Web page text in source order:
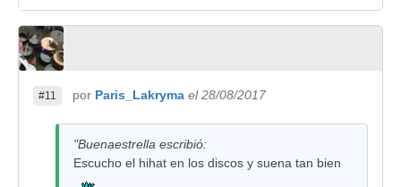
#11 por Paris_Lakryma el 28/08/2017
"Buenaestrella escribió:
Escucho el hihat en los discos y suena tan bien